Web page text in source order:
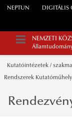
NEPTUN DIGITÁLIS
NEMZETI
Kutatóintézetek /
Rendszerek